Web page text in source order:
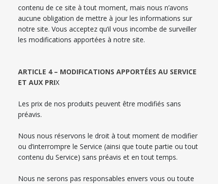
contenu de ce site à tout moment, mais nous n’avons
aucune obligation de mettre à jour les informations sur
notre site. Vous acceptez qu’il vous incombe de surveiller
les modifications apportées à notre site.
ARTICLE 4 – MODIFICATIONS APPORTÉES AU SERVICE
ET AUX PRIX
Les prix de nos produits peuvent être modifiés sans
préavis.
Nous nous réservons le droit à tout moment de modifier
ou d’interrompre le Service (ainsi que toute partie ou tout
contenu du Service) sans préavis et en tout temps.
Nous ne serons pas responsables envers vous ou toute